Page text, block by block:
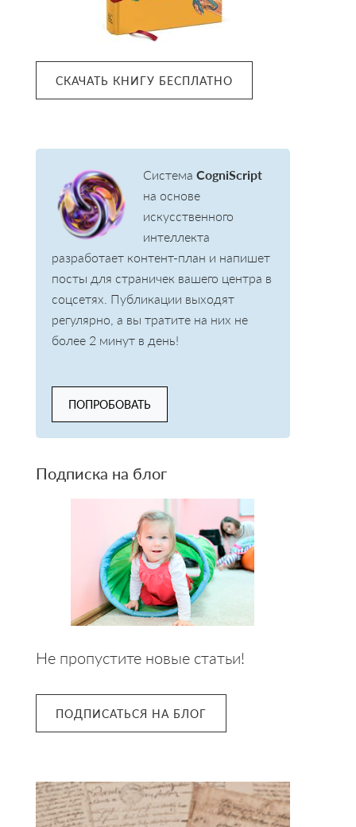
СКАЧАТЬ КНИГУ БЕСПЛАТНО
Система CogniScript
на основе
искусственного
интеллекта
разработает контент-план и напишет
посты для страничек вашего центра в
соцсетях. Публикации выходят
регулярно, а вы тратите на них не
более 2 минут в день!
ПОПРОБОВАТЬ
Подписка на блог
Не пропустите новые статьи!
ПОДПИСАТЬСЯ НА БЛОГ